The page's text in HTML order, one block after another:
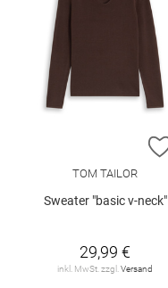
TOM TAILOR
Sweater "basic v-neck"
29,99 €
inkl. MwSt. zzgl. Versand